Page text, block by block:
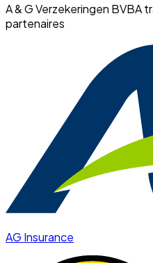
A & G Verzekeringen BVBA
partenaires
AG Insurance